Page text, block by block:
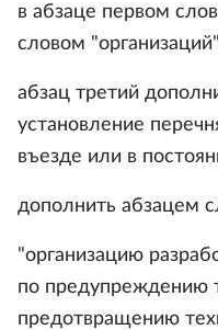
в абзаце первом
словом
абзац третий
установление
въезде или в
дополнить абзацем
"организацию
по предупреждению
предотвращению